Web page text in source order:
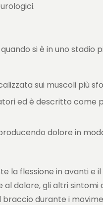
si è in uno stadio
sui muscoli più
ed è descritto come
dolore in
la flessione in avanti e il
dolore, gli altri sintomi
braccio durante i